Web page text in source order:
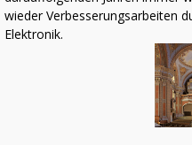
wieder Verbesserungsarbeiten
Elektronik.